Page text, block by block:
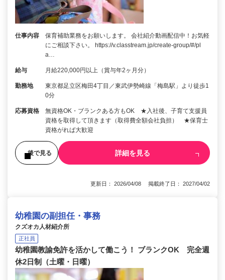
仕事内容
保育補助業務をお願いします。 会社紹介動画配信中！お気軽
にご相談下さい。 https://v.classtream.jp/create-group/#/pl
a…
給与 月給220,000円以上（賞与年2ヶ月分）
勤務地
東京都足立区梅田4丁目／東武伊勢崎線「梅島駅」より徒歩1
0分
応募資格
無資格OK・ブランクある方もOK ★入社後、子育て支援員
資格を取得して頂きます（取得費全額会社負担） ★保育士
資格がれば大歓迎
後で見る 詳細を見る
更新日： 2026/04/08 掲載終了日： 2027/04/02
幼稚園の副担任・事務
クズオカ人材紹介所
正社員
幼稚園教諭免許を活かして働こう！ ブランクOK 完全週
休2日制（土曜・日曜）